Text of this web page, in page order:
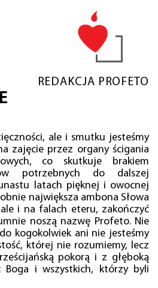
REDAKCJA PROFETO
ale i smutku jesteśmy
zajęcie przez organy ścigania
co skutkuje brakiem
potrzebnych do dalszej
latach pięknej i owocnej
największa ambona Słowa
i na falach eteru, zakończyć
noszą nazwę Profeto. Nie
kogokolwiek ani nie jesteśmy
której nie rozumiemy, lecz
pokorą i z głęboką
Boga i wszystkich, którzy byli